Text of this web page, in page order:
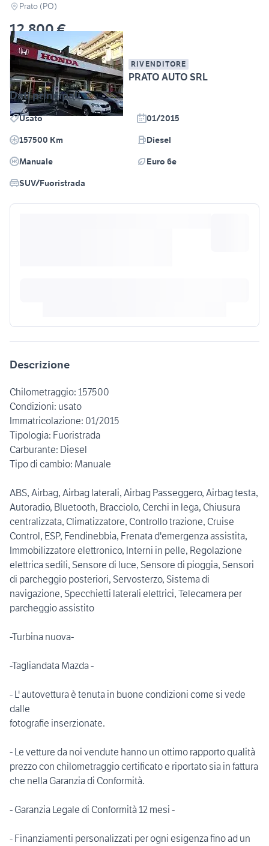
Prato (PO)
12.800 €
RIVENDITORE
PRATO AUTO SRL
Dati principali
Usato
01/2015
157500 Km
Diesel
Manuale
Euro 6e
SUV/Fuoristrada
Descrizione
Chilometraggio: 157500
Condizioni: usato
Immatricolazione: 01/2015
Tipologia: Fuoristrada
Carburante: Diesel
Tipo di cambio: Manuale
ABS, Airbag, Airbag laterali, Airbag Passeggero, Airbag testa,
Autoradio, Bluetooth, Bracciolo, Cerchi in lega, Chiusura
centralizzata, Climatizzatore, Controllo trazione, Cruise
Control, ESP, Fendinebbia, Frenata d'emergenza assistita,
Immobilizzatore elettronico, Interni in pelle, Regolazione
elettrica sedili, Sensore di luce, Sensore di pioggia, Sensori
di parcheggio posteriori, Servosterzo, Sistema di
navigazione, Specchietti laterali elettrici, Telecamera per
parcheggio assistito
-Turbina nuova-
-Tagliandata Mazda -
- L' autovettura è tenuta in buone condizioni come si vede
dalle
fotografie inserzionate.
- Le vetture da noi vendute hanno un ottimo rapporto qualità
prezzo con chilometraggio certificato e riportato sia in fattura
che nella Garanzia di Conformità.
- Garanzia Legale di Conformità 12 mesi -
- Finanziamenti personalizzati per ogni esigenza fino ad un